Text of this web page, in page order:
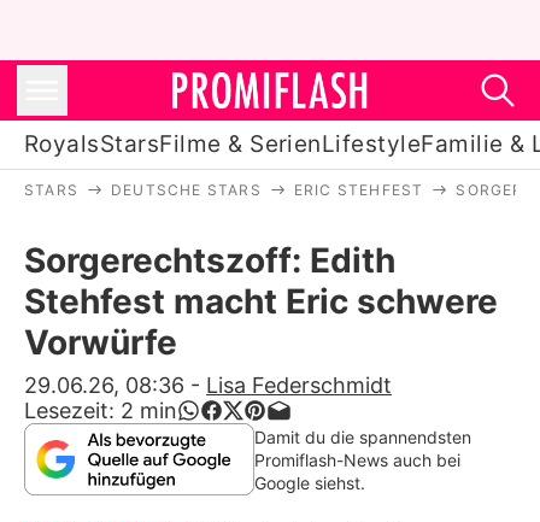
RoyalsStarsFilme & SerienLifestyleFamilie &
Stars
Filme & Serien
Lifestyle
Familie & Liebe
Promiflash Exklusiv
STARS DEUTSCHE STARS ERIC STEHFEST
Sorgerechtszoff: Edith
Stehfest macht Eric schwere
Vorwürfe
29.06.26, 08:36 - Lisa Federschmidt
Lesezeit: 2 min
Damit du die spannendsten
Promiflash-News auch bei
Google siehst.